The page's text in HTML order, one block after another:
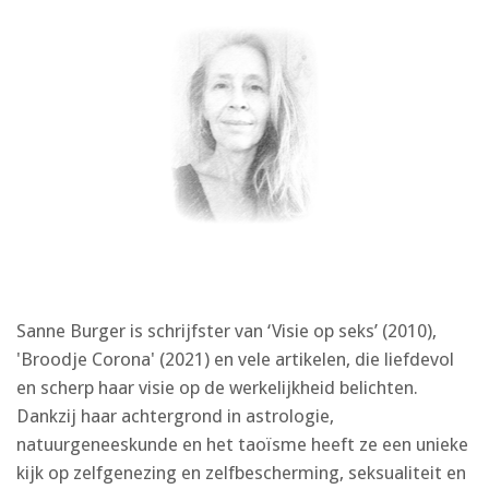
Sanne Burger is schrijfster van ‘Visie op seks’ (2010),
'Broodje Corona' (2021) en vele artikelen, die liefdevol
en scherp haar visie op de werkelijkheid belichten.
Dankzij haar achtergrond in astrologie,
natuurgeneeskunde en het taoïsme heeft ze een unieke
kijk op zelfgenezing en zelfbescherming, seksualiteit en